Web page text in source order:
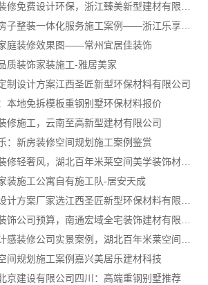
浙江本地房子整装一体化服务施工案例——浙江乐享新材料有限公司
庭装修效果图——常州宜居佳装饰
质装饰家装施工-雅居美家
制设计方案江西圣匠新型环保材料有限公司
本地免拆模板重钢别墅环保材料报价
修施工，云南至高新型建材有限公司
：新房装修空间规划施工案例鉴赏
襄阳设计装修轻奢风，湖北百年米莱空间美学装饰材料有限公司
装施工公寓自有施工队-居安天成
间规划施工案例嘉兴美居乐建材科技
京建设有限公司四川：高端重钢别墅推荐